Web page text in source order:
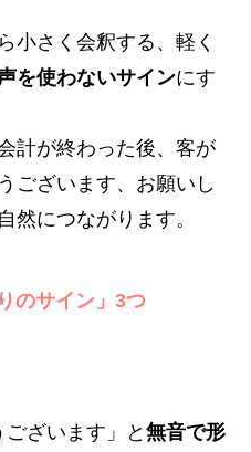
小さく会釈する、軽く
を使わないサインにす
計が終わった後、客が
ございます、お願いし
然につながります。
のサイン」3つ
ざいます」と 無音で形